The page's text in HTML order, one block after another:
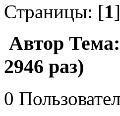
Страницы: [1
Автор
2946 раз)
0